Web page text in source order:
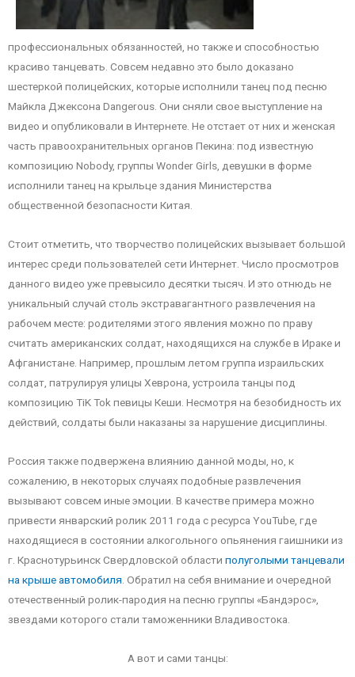
профессиональных обязанностей, но также и способностью
красиво танцевать. Совсем недавно это было доказано
шестеркой полицейских, которые исполнили танец под песню
Майкла Джексона Dangerous. Они сняли свое выступление на
видео и опубликовали в Интернете. Не отстает от них и женская
часть правоохранительных органов Пекина: под известную
композицию Nobody, группы Wonder Girls, девушки в форме
исполнили танец на крыльце здания Министерства
общественной безопасности Китая.
Стоит отметить, что творчество полицейских вызывает большой
интерес среди пользователей сети Интернет. Число просмотров
данного видео уже превысило десятки тысяч. И это отнюдь не
уникальный случай столь экстравагантного развлечения на
рабочем месте: родителями этого явления можно по праву
считать американских солдат, находящихся на службе в Ираке и
Афганистане. Например, прошлым летом группа израильских
солдат, патрулируя улицы Хеврона, устроила танцы под
композицию TiK Tok певицы Кеши. Несмотря на безобидность их
действий, солдаты были наказаны за нарушение дисциплины.
Россия также подвержена влиянию данной моды, но, к
сожалению, в некоторых случаях подобные развлечения
вызывают совсем иные эмоции. В качестве примера можно
привести январский ролик 2011 года с ресурса YouTube, где
находящиеся в состоянии алкогольного опьянения гаишники из
г. Краснотурьинск Свердловской области полуголыми танцевали
на крыше автомобиля . Обратил на себя внимание и очередной
отечественный ролик-пародия на песню группы «Бандэрос»,
звездами которого стали таможенники Владивостока.
А вот и сами танцы: